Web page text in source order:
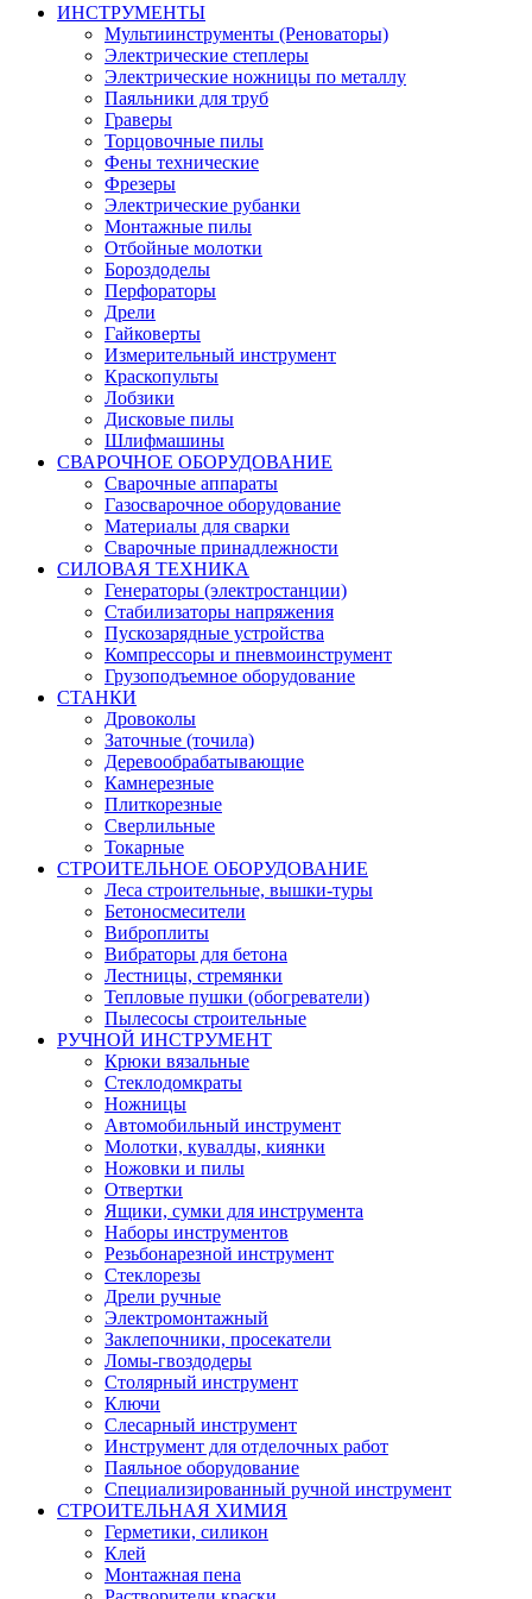
ИНСТРУМЕНТЫ
Мультиинструменты (Реноваторы)
Электрические степлеры
Электрические ножницы по металлу
Паяльники для труб
Граверы
Торцовочные пилы
Фены технические
Фрезеры
Электрические рубанки
Монтажные пилы
Отбойные молотки
Бороздоделы
Перфораторы
Дрели
Гайковерты
Измерительный инструмент
Краскопульты
Лобзики
Дисковые пилы
Шлифмашины
СВАРОЧНОЕ ОБОРУДОВАНИЕ
Сварочные аппараты
Газосварочное оборудование
Материалы для сварки
Сварочные принадлежности
СИЛОВАЯ ТЕХНИКА
Генераторы (электростанции)
Стабилизаторы напряжения
Пускозарядные устройства
Компрессоры и пневмоинструмент
Грузоподъемное оборудование
СТАНКИ
Дровоколы
Заточные (точила)
Деревообрабатывающие
Камнерезные
Плиткорезные
Сверлильные
Токарные
СТРОИТЕЛЬНОЕ ОБОРУДОВАНИЕ
Леса строительные, вышки-туры
Бетоносмесители
Виброплиты
Вибраторы для бетона
Лестницы, стремянки
Тепловые пушки (обогреватели)
Пылесосы строительные
РУЧНОЙ ИНСТРУМЕНТ
Крюки вязальные
Стеклодомкраты
Ножницы
Автомобильный инструмент
Молотки, кувалды, киянки
Ножовки и пилы
Отвертки
Ящики, сумки для инструмента
Наборы инструментов
Резьбонарезной инструмент
Стеклорезы
Дрели ручные
Электромонтажный
Заклепочники, просекатели
Ломы-гвоздодеры
Столярный инструмент
Ключи
Слесарный инструмент
Инструмент для отделочных работ
Паяльное оборудование
Специализированный ручной инструмент
СТРОИТЕЛЬНАЯ ХИМИЯ
Герметики, силикон
Клей
Монтажная пена